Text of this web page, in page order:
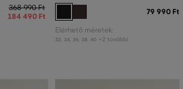
368 990 Ft
184 490 Ft 79 990 Ft
Elérhető méretek:
32 34 36 38 40 +2 további